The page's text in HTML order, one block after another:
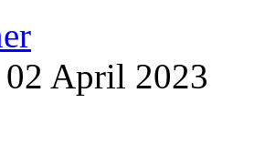
02 April 2023